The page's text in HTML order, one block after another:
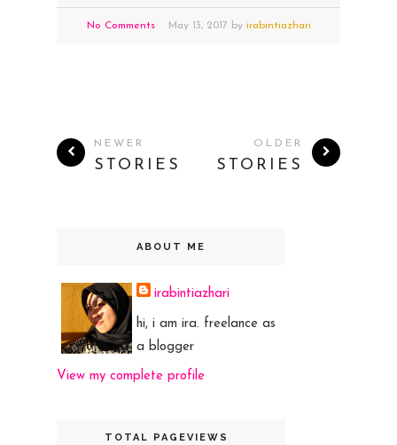
No Comments May 13,2017 by irabintiazhari
NEWER
STORIES
OLDER
STORIES
ABOUT ME
irabintiazhari
hi, i am ira. freelance as
a blogger
View my complete profile
TOTAL PAGEVIEWS